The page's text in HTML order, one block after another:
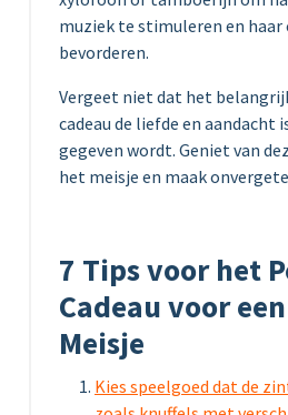
muziek te stimuleren en
bevorderen.
Vergeet niet dat het
cadeau de liefde en aandacht
gegeven wordt. Geniet van
het meisje en maak
7 Tips voor het
Cadeau voor
Meisje
Kies speelgoed dat de